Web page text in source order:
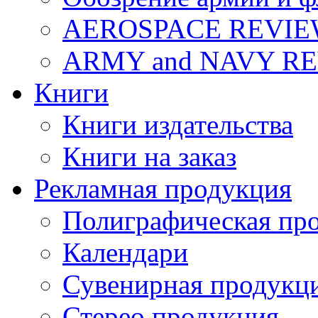
AEROSPACE
ARMY and NAVY
Книги
Книги издательства
Книги на заказ
Рекламная продукция
Полиграфическая
Календари
Сувенирная